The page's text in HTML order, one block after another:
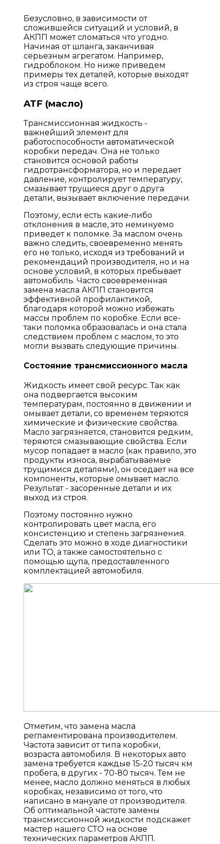
Безусловно, в зависимости от
сложившейся ситуаций и условий, в
АКПП может сломаться что угодно.
Начиная от шланга, заканчивая
серьезным агрегатом. Например,
гидроблоком. Но ниже приведем
примеры тех деталей, которые выходят
из строя чаще всего.
ATF (масло)
Трансмиссионная жидкость -
важнейший элемент для
работоспособности автоматической
коробки передач. Она не только
становится основой работы
гидротрансформатора, но и передает
давление, контролирует температуру,
смазывает трущиеся друг о друга
детали, вызывает включение передачи.
Поэтому, если есть какие-либо
отклонения в масле, это неминуемо
приведет к поломке. За маслом очень
важно следить, своевременно менять
его не только, исходя из требований и
рекомендаций производителя, но и на
основе условий, в которых пребывает
автомобиль. Часто своевременная
замена масла АКПП становится
эффективной профилактикой,
благодаря которой можно избежать
массы проблем по коробке. Если все-
таки поломка образовалась и она стала
следствием проблем с маслом, то это
могли вызвать следующие причины.
Состояние трансмиссионного масла
Жидкость имеет свой ресурс. Так как
она подвергается высоким
температурам, постоянно в движении и
омывает детали, со временем теряются
химические и физические свойства.
Масло загрязняется, становится редким,
теряются смазывающие свойства. Если
мусор попадает в масло (как правило, это
продукты износа, вырабатываемые
трущимися деталями), он оседает на все
компоненты, которые омывает масло.
Результат - засоренные детали и их
выход из строя.
Поэтому постоянно нужно
контролировать цвет масла, его
консистенцию и степень загрязнения.
Сделать это можно в ходе диагностики
или ТО, а также самостоятельно с
помощью щупа, предоставленного
комплектацией автомобиля.
Отметим, что замена масла
регламентирована производителем.
Частота зависит от типа коробки,
возраста автомобиля. В некоторых авто
замена требуется каждые 15-20 тысяч км
пробега, в других - 70-80 тысяч. Тем не
менее, масло должно меняться в любых
коробках, независимо от того, что
написано в мануале от производителя.
Об оптимальной частоте замены
трансмиссионной жидкости подскажет
мастер нашего СТО на основе
технических параметров АКПП.